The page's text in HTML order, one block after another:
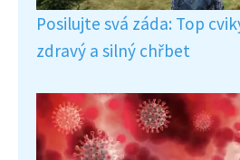
Posilujte svá záda: Top
zdravý a silný chřbet